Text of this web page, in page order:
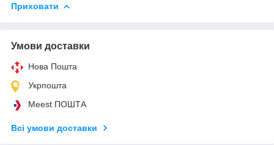
Приховати
Умови доставки
Нова Пошта
Укрпошта
Meest ПОШТА
Всі умови доставки